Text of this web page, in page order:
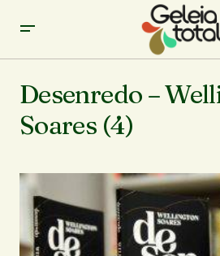
Desenredo –
Soares (4)